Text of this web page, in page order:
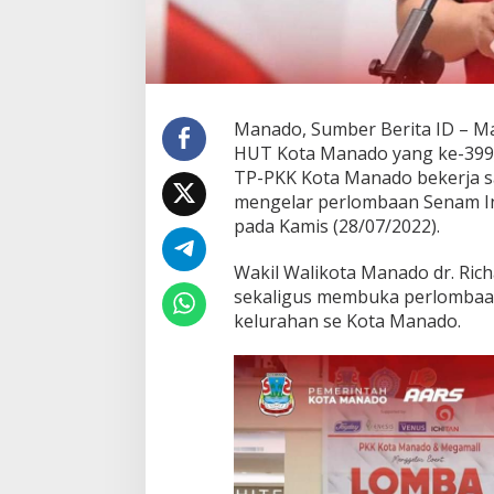
i
k
M
o
m
e
n
i
i
U
n
t
u
k
S
l
Manado, Sumber Berita ID –
HUT Kota Manado yang ke-
TP-PKK Kota Manado bekerja
mengelar perlombaan Senam
pada Kamis (28/07/2022).
Wakil Walikota Manado dr.
sekaligus membuka
kelurahan se Kota Manado.